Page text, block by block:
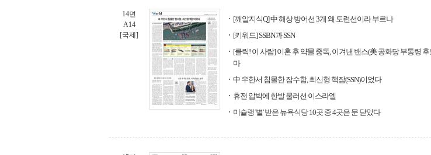
14면
A14
[국제]
[깨알지식Q] 中 해상 방어선 3개 왜 도련선이라 부르나
[키워드] SSBN과 SSN
[클릭! 이 사람] 이혼 후 약물 중독, 이겨낸 밴스(美 공화당 부통령 후
마
中 우한서 침몰한 잠수함, 최신형 핵잠(SSN)이었다
휴전 압박에 한발 물러선 이스라엘
미슐랭 '별' 받은 뉴욕식당 10곳 중 4곳은 문 닫았다